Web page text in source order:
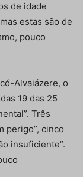
de idade
estas são de
pouco
Alvaiázere, o
19 das 25
Três
perigo”, cinco
insuficiente”.